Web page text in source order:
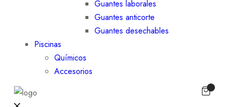
Guantes laborales
Guantes anticorte
Guantes desechables
Piscinas
Químicos
Accesorios